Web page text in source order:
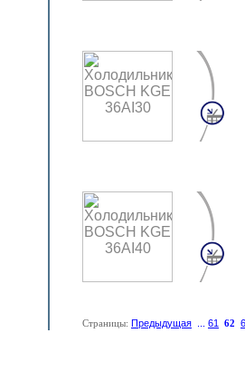
Страницы: Предыдущая 61 62